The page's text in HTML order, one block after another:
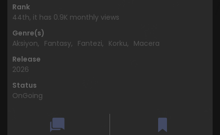
Rank
44th, it has 0.9K monthly views
Genre(s)
Aksiyon, Fantasy, Fantezi, Korku, Macera
Release
2026
Status
OnGoing